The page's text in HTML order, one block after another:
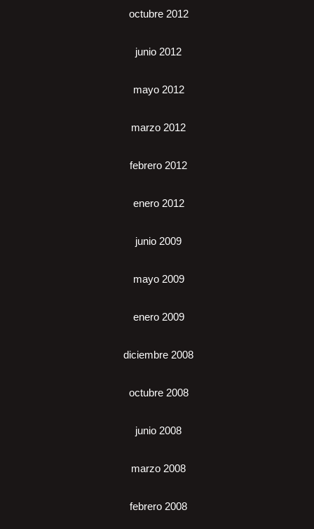
octubre 2012
junio 2012
mayo 2012
marzo 2012
febrero 2012
enero 2012
junio 2009
mayo 2009
enero 2009
diciembre 2008
octubre 2008
junio 2008
marzo 2008
febrero 2008